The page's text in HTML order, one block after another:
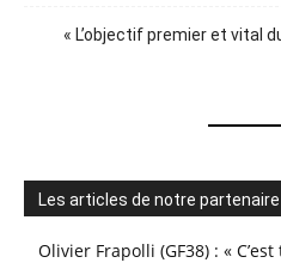
« L’objectif premier et vital
Les articles de notre
Olivier Frapolli (GF38) : «